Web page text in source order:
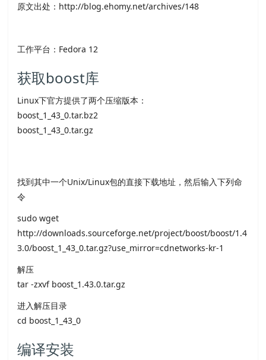
原文出处：http://blog.ehomy.net/archives/148
工作平台：Fedora 12
获取boost库
Linux下官方提供了两个压缩版本：
boost_1_43_0.tar.bz2
boost_1_43_0.tar.gz
找到其中一个Unix/Linux包的直接下载地址，然后输入下列命
令
sudo wget
http://downloads.sourceforge.net/project/boost/boost/1.4
3.0/boost_1_43_0.tar.gz?use_mirror=cdnetworks-kr-1
解压
tar -zxvf boost_1.43.0.tar.gz
进入解压目录
cd boost_1_43_0
编译安装